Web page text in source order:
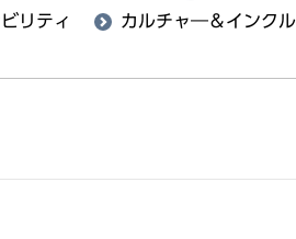
リティ カルチャ―＆インク